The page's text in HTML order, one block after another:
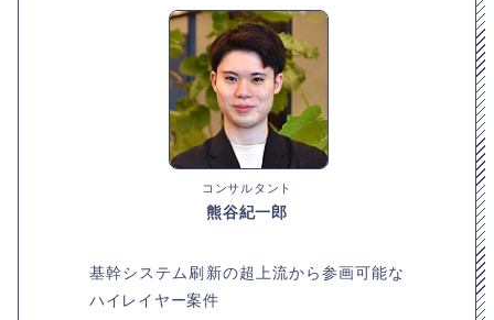
コンサルタント
熊谷紀一郎
基幹システム刷新の超上流から参画可能な
ハイレイヤー案件